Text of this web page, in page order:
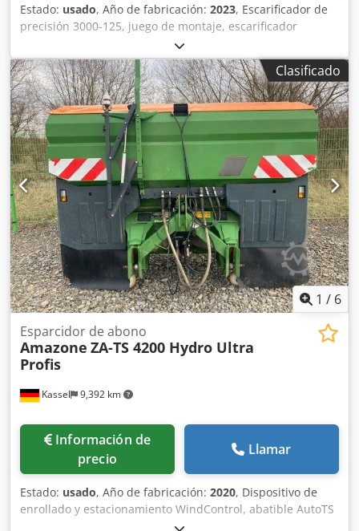
Estado: usado, Año de fabricación: 2023, Escarificador de
precisión 3000-125, juego de montaje, escarificador
ajustable. Marcador de surcos adicional / electrónico 3000
AmaDrill 2 para Cataya. Sensor de radar / internacional.
Sensor analógico de posición de trabajo. Conmutación
electrónica de rodadas / válvula de control y rodado
hidráulico. Crjdpfjtgpggox Abpsf
Clasificado
1 / 6
Kassel 9,392 km
Esparcidor de abono
Amazone ZA-TS 4200 Hydro Ultra
Profis
Información de
precio
Llamar
Estado: usado, Año de fabricación: 2020, Dispositivo de
enrollado y estacionamiento WindControl, abatible AutoTS
en ambos lados / Barrera de protección de tubos en L